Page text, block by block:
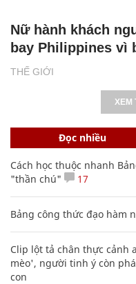
THẾ GIỚI
Nữ hành khách
bay Philippines vì
XEM
Đọc nhiều
Cách học thuộc nhanh
"thần chú"
17
Bảng công thức đạo hàm
Clip lột tả chân thực cảnh
mèo', người tinh ý còn
con